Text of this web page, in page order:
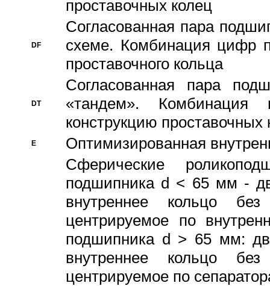
проставочных колец
DF
Согласованная пара
схеме. Комбинация цифр
проставочного кольца
DT
Согласованная пара
«тандем».
конструкцию проставочных
E
Оптимизированная
Сферические
подшипника d < 65 мм -
внутреннее кольцо
центрируемое по
подшипника d > 65 мм:
внутреннее кольцо
центрируемое по